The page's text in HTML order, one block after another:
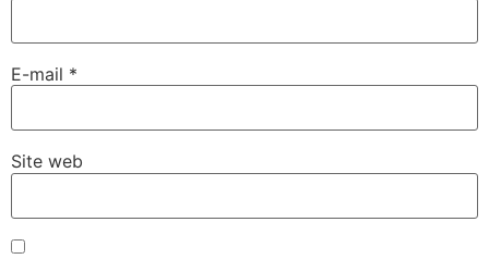
E-mail *
Site web